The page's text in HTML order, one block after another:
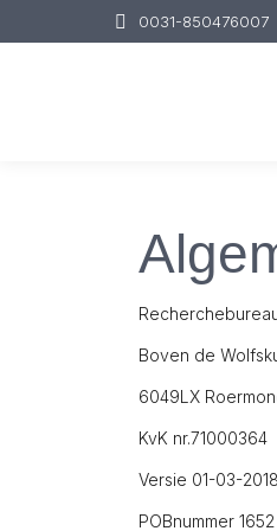
0031-850476007
Boven de
6049LX
KvK nr.71000364
Versie 01-03-2018
POBnummer 1652